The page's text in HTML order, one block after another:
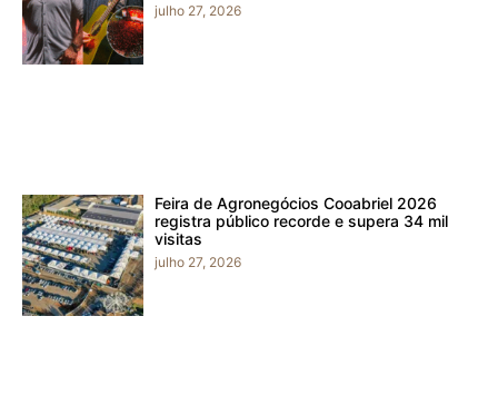
julho 27, 2026
Feira de Agronegócios Cooabriel 2026
registra público recorde e supera 34 mil
visitas
julho 27, 2026